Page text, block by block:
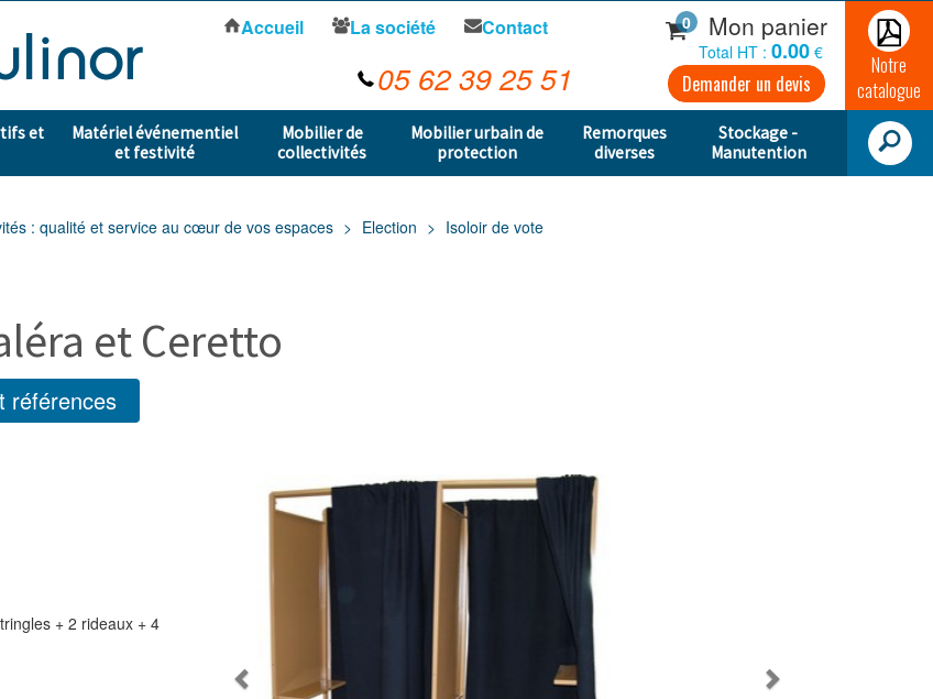
et
Matériel événementiel
et festivité
Mobilier de
collectivités
Mobilier urbain de
protection
Remorques
diverses
Stockage -
Manutention
Accueil La société Contact
05 62 39 25 51
0 Mon panier
Total HT : 0.00 €
Demander un devis
Notre
catalogue
: qualité et service au cœur de vos espaces Election
Isoloir de vote
et Ceretto
références
+ 2 rideaux + 4
Previous